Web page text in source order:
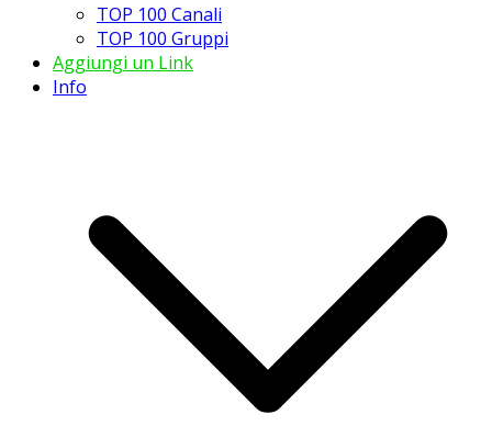
TOP 100 Canali
TOP 100 Gruppi
Aggiungi un Link
Info